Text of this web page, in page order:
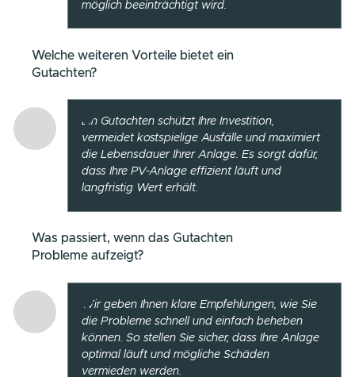
Dominik Hansen
Ihre Fragen.
Als Leitung unseres Projektgeschäfts beantwortet
Hansen gerne Ihre Fragen.
Wann sollte ein Gutachten erstellt werden?
Ein Gutachten empfiehlt sich in drei Phasen:
Vor der Installation:Zur Prüfung der
Machbarkeit und Wirtschaftlichkeit.
Während des Betriebs:Bei Störungen oder
Leistungsproblemen.